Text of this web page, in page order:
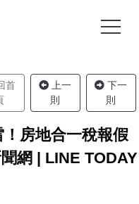
首
上一
則
下一
則
房地合一稅報假
網 | LINE TODAY